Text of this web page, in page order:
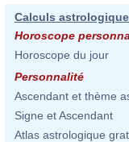
Calculs
Horoscope
Horoscope du jour
Personnalité
Ascendant et thème
Signe et Ascendant
Atlas astrologique